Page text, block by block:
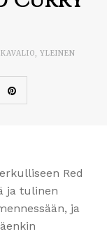
, YLEINEN
Red
ja tulinen
ja